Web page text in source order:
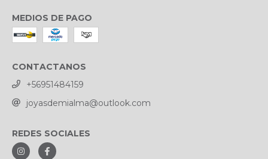
MEDIOS DE PAGO
CONTACTANOS
+56951484159
joyasdemialma@outlook.com
REDES SOCIALES